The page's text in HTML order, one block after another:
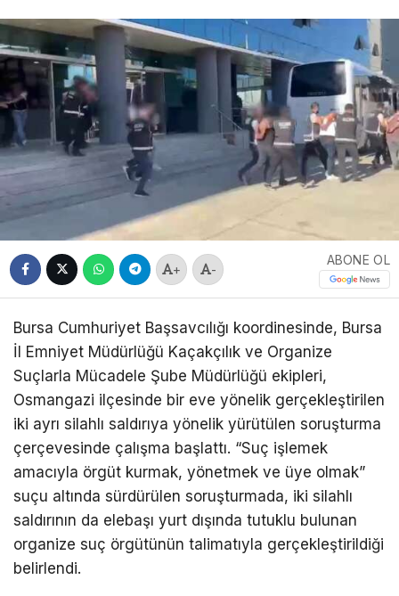
+ -
ABONE OL
Bursa Cumhuriyet Başsavcılığı koordinesinde, Bursa
İl Emniyet Müdürlüğü Kaçakçılık ve Organize
Suçlarla Mücadele Şube Müdürlüğü ekipleri,
Osmangazi ilçesinde bir eve yönelik gerçekleştirilen
iki ayrı silahlı saldırıya yönelik yürütülen soruşturma
çerçevesinde çalışma başlattı. “Suç işlemek
amacıyla örgüt kurmak, yönetmek ve üye olmak”
suçu altında sürdürülen soruşturmada, iki silahlı
saldırının da elebaşı yurt dışında tutuklu bulunan
organize suç örgütünün talimatıyla gerçekleştirildiği
belirlendi.